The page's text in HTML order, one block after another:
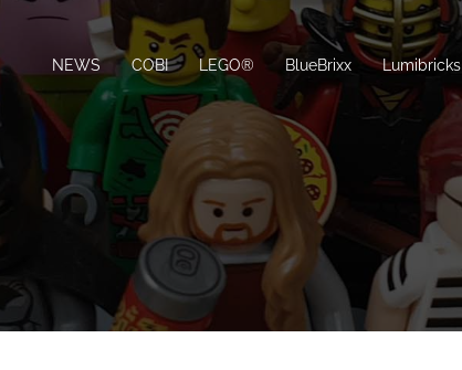
NEWS COBI LEGO® BlueBrixx Lumibricks